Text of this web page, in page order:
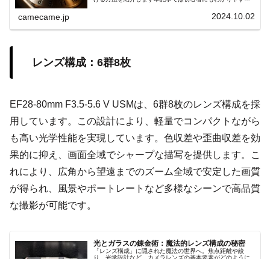
camecame.jp 2024.10.02
レンズ構成：6群8枚
EF28-80mm F3.5-5.6 V USMは、6群8枚のレンズ構成を採
用しています。この設計により、軽量でコンパクトながら
も高い光学性能を実現しています。色収差や歪曲収差を効
果的に抑え、画面全域でシャープな描写を提供します。こ
れにより、広角から望遠までのズーム全域で安定した画質
が得られ、風景やポートレートなど多様なシーンで高品質
な撮影が可能です。
光とガラスの錬金術：魔法的レンズ構成の秘密
「レンズ構成」に隠された魔法の世界へ。焦点距離や絞
り、光学設計など、カメラレンズの基本要素がどのように